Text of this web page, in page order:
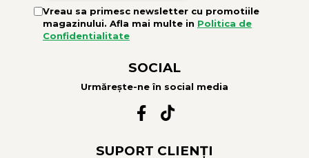
Vreau sa primesc newsletter cu promotiile
magazinului. Afla mai multe in Politica de
Confidentialitate
SOCIAL
Urmărește-ne în social media
SUPORT CLIENȚI